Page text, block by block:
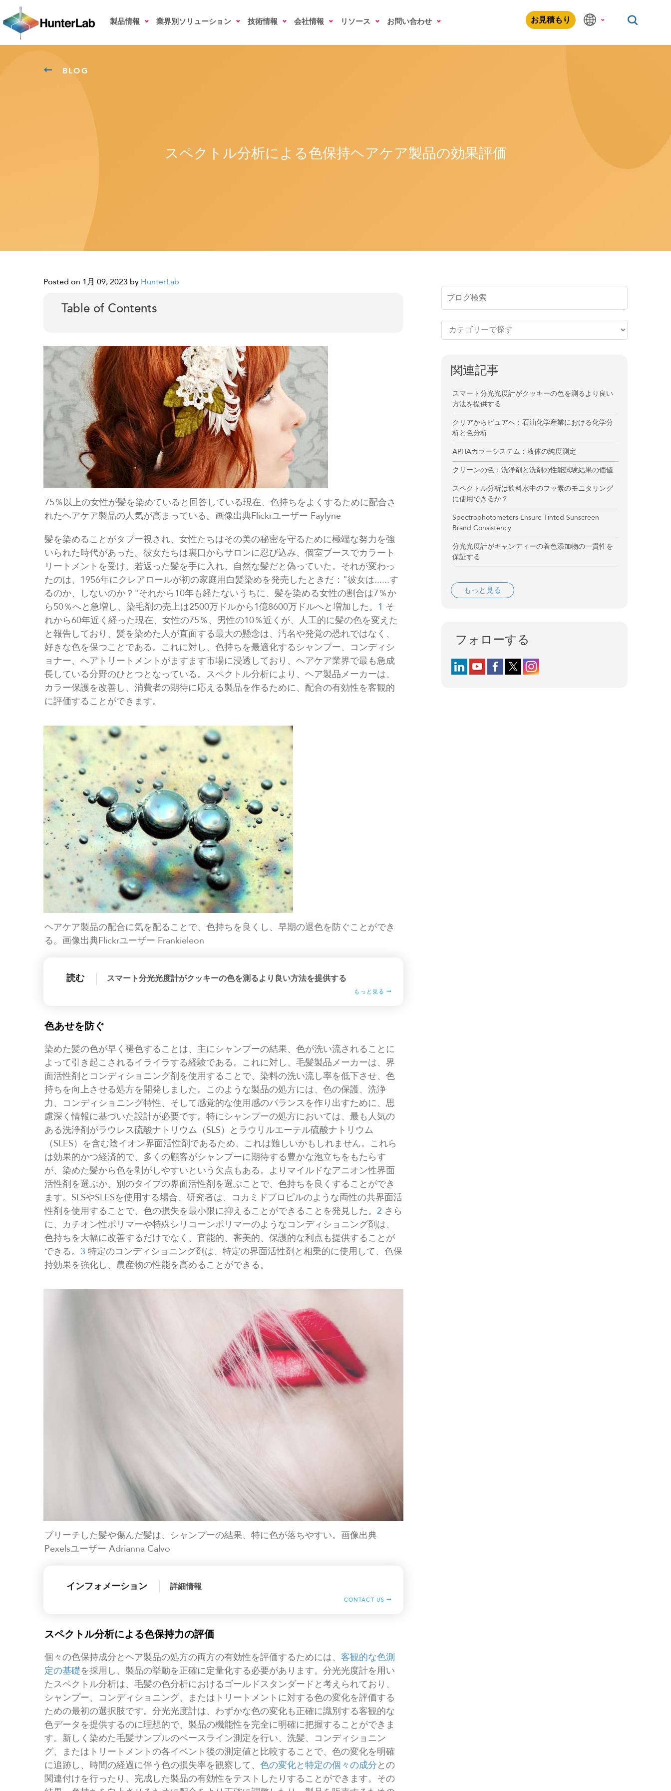
製品情報 業界別ソリューション 技術情報 会社情報 リソース お問い合わせ お見積もり
BLOG
スペクトル分析による色保持ヘアケア製品の効果評価
Posted on 1月 09, 2023 by HunterLab
Table of Contents
75％以上の女性が髪を染めていると回答している現在、色持ちをよくするために配合さ
れたヘアケア製品の人気が高まっている。画像出典Flickrユーザー Faylyne
髪を染めることがタブー視され、女性たちはその美の秘密を守るために極端な努力を強
いられた時代があった。彼女たちは裏口からサロンに忍び込み、個室ブースでカラート
リートメントを受け、若返った髪を手に入れ、自然な髪だと偽っていた。それが変わっ
たのは、1956年にクレアロールが初の家庭用白髪染めを発売したときだ："彼女は......す
るのか、しないのか？"それから10年も経たないうちに、髪を染める女性の割合は7％か
ら50％へと急増し、染毛剤の売上は2500万ドルから1億8600万ドルへと増加した。 1 そ
れから60年近く経った現在、女性の75％、男性の10％近くが、人工的に髪の色を変えた
と報告しており、髪を染めた人が直面する最大の懸念は、汚名や発覚の恐れではなく、
好きな色を保つことである。これに対し、色持ちを最適化するシャンプー、コンディシ
ョナー、ヘアトリートメントがますます市場に浸透しており、ヘアケア業界で最も急成
長している分野のひとつとなっている。スペクトル分析により、ヘア製品メーカーは、
カラー保護を改善し、消費者の期待に応える製品を作るために、配合の有効性を客観的
に評価することができます。
ヘアケア製品の配合に気を配ることで、色持ちを良くし、早期の退色を防ぐことができ
る。画像出典Flickrユーザー Frankieleon
読む スマート分光光度計がクッキーの色を測るより良い方法を提供する
もっと見る
色あせを防ぐ
染めた髪の色が早く褪色することは、主にシャンプーの結果、色が洗い流されることに
よって引き起こされるイライラする経験である。これに対し、毛髪製品メーカーは、界
面活性剤とコンディショニング剤を使用することで、染料の洗い流し率を低下させ、色
持ちを向上させる処方を開発しました。このような製品の処方には、色の保護、洗浄
力、コンディショニング特性、そして感覚的な使用感のバランスを作り出すために、思
慮深く情報に基づいた設計が必要です。特にシャンプーの処方においては、最も人気の
ある洗浄剤がラウレス硫酸ナトリウム（SLS）とラウリルエーテル硫酸ナトリウム
（SLES）を含む陰イオン界面活性剤であるため、これは難しいかもしれません。これら
は効果的かつ経済的で、多くの顧客がシャンプーに期待する豊かな泡立ちをもたらす
が、染めた髪から色を剥がしやすいという欠点もある。よりマイルドなアニオン性界面
活性剤を選ぶか、別のタイプの界面活性剤を選ぶことで、色持ちを良くすることができ
ます。SLSやSLESを使用する場合、研究者は、コカミドプロピルのような両性の共界面活
性剤を使用することで、色の損失を最小限に抑えることができることを発見した。 2 さら
に、カチオン性ポリマーや特殊シリコーンポリマーのようなコンディショニング剤は、
色持ちを大幅に改善するだけでなく、官能的、審美的、保護的な利点も提供することが
できる。 3 特定のコンディショニング剤は、特定の界面活性剤と相乗的に使用して、色保
持効果を強化し、農産物の性能を高めることができる。
ブリーチした髪や傷んだ髪は、シャンプーの結果、特に色が落ちやすい。画像出典
Pexelsユーザー Adrianna Calvo
インフォメーション 詳細情報
CONTACT US
スペクトル分析による色保持力の評価
個々の色保持成分とヘア製品の処方の両方の有効性を評価するためには、 客観的な色測
定の基礎を採用し、製品の挙動を正確に定量化する必要があります。分光光度計を用い
たスペクトル分析は、毛髪の色分析におけるゴールドスタンダードと考えられており、
シャンプー、コンディショニング、またはトリートメントに対する色の変化を評価する
ための最初の選択肢です。分光光度計は、わずかな色の変化も正確に識別する客観的な
色データを提供するのに理想的で、製品の機能性を完全に明確に把握することができま
す。新しく染めた毛髪サンプルのベースライン測定を行い、洗髪、コンディショニン
グ、またはトリートメントの各イベント後の測定値と比較することで、色の変化を明確
に追跡し、時間の経過に伴う色の損失率を観察して、 色の変化と特定の個々の成分との
関連付けを行ったり、完成した製品の有効性をテストしたりすることができます。その
関連記事
スマート分光光度計がクッキーの色を測るより良い
方法を提供する
クリアからピュアへ：石油化学産業における化学分
析と色分析
APHAカラーシステム：液体の純度測定
クリーンの色：洗浄剤と洗剤の性能試験結果の価値
スペクトル分析は飲料水中のフッ素のモニタリング
に使用できるか？
Spectrophotometers Ensure Tinted Sunscreen
Brand Consistency
分光光度計がキャンディーの着色添加物の一貫性を
保証する
もっと見る
フォローする
Follow us on LinkedIn
Follow us on YouTube
Follow us on Facebook
Follow us on X (formerly Twitter)
Follow us on Instagram